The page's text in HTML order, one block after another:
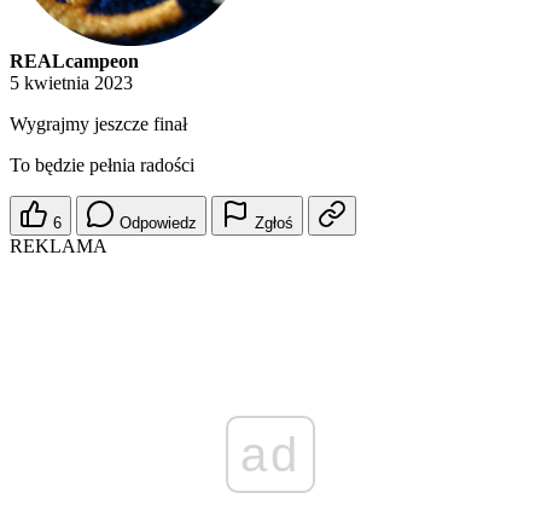
REALcampeon
5 kwietnia 2023
Wygrajmy jeszcze finał
To będzie pełnia radości
6 Odpowiedz Zgłoś
REKLAMA
ad